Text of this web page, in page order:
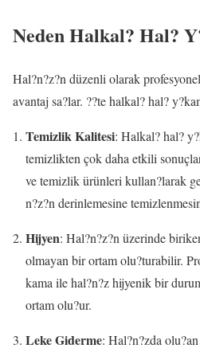
Neden Halkal? Hal?
Hal?n?z?n düzenli olarak
avantaj sa?lar. ??te halkal? hal?
Temizlik Kalitesi: Halkal? hal?
temizlikten çok daha etkili
ve temizlik ürünleri kullan?larak
n?z?n derinlemesine
Hijyen: Hal?n?z?n üzerinde
olmayan bir ortam olu?turabilir.
kama ile hal?n?z hijyenik bir
ortam olu?ur.
Leke Giderme: Hal?n?zda